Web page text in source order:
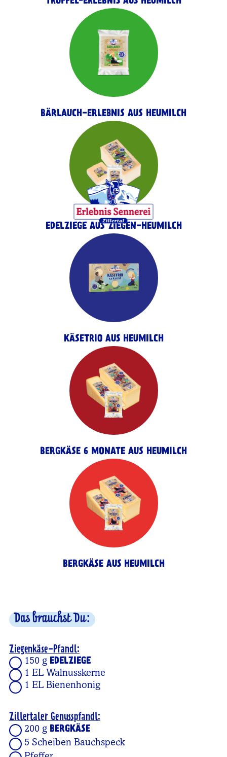
BÄRLAUCH-ERLEBNIS AUS HEUMILCH
EDELZIEGE AUS ZIEGEN-HEUMILCH
KÄSETRIO AUS HEUMILCH
BERGKÄSE 6 MONATE AUS HEUMILCH
BERGKÄSE AUS HEUMILCH
Das brauchst Du:
Ziegenkäse-Pfandl:
150 g EDELZIEGE
1 EL Walnusskerne
1 EL Bienenhonig
Zillertaler Genusspfandl:
200 g BERGKÄSE
5 Scheiben Bauchspeck